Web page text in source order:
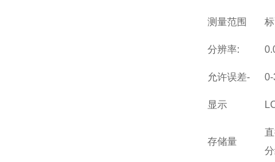
测量范围
分辨率:
允许误差- 0-
显示
存储量